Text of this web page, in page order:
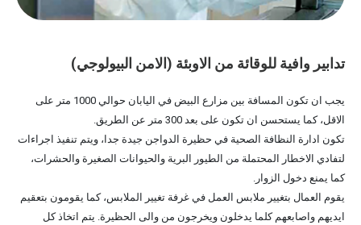
تدابير وافية للوقائة من الاوبئة (الامن البيولوجي)
يجب ان تكون المسافة بين مزارع البيض في اليابان حوالي 1000 متر على
الاقل، كما يستحسن ان تكون على بعد 300 متر عن الطريق.
تكون ادارة النظافة الصحية في حظيرة الدواجن جيدة جدا، ويتم تنفيذ اجراءات
لتفادي الاخطار المحتملة من الطيور البرية والحيوانات الصغيرة والحشرات،
كما يمنع دخول الزوار.
يقوم العمال بتغيير ملابس العمل في غرفة تغيير الملابس، كما يقومون بتعقيم
ايديهم واصابعهم كلما يدخلون ويخرجون من والى الحظيرة. يتم اتخاذ كل